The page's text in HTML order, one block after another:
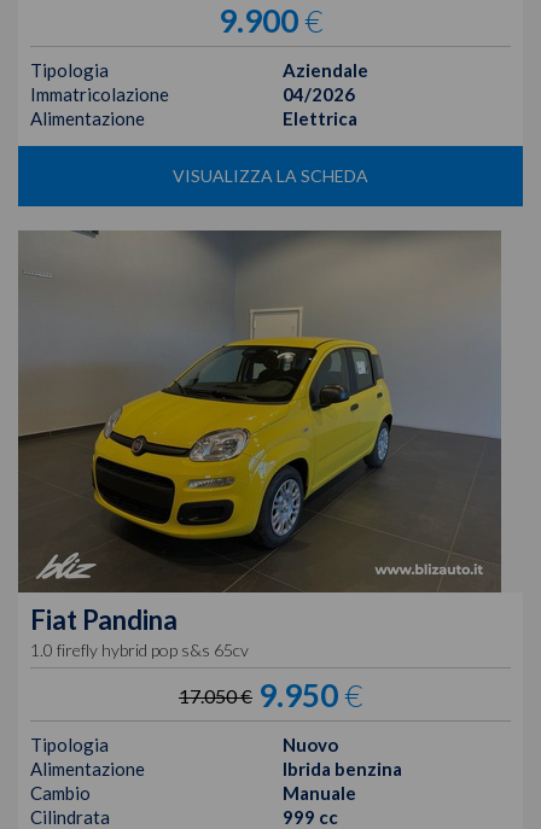
9.900€
Tipologia
Aziendale
Immatricolazione
04/2026
Alimentazione
Elettrica
VISUALIZZA LA SCHEDA
Fiat Pandina
1.0 firefly hybrid pop s&s 65cv
17.050 € 9.950€
Tipologia
Nuovo
Alimentazione
Ibrida benzina
Cambio
Manuale
Cilindrata
999 cc